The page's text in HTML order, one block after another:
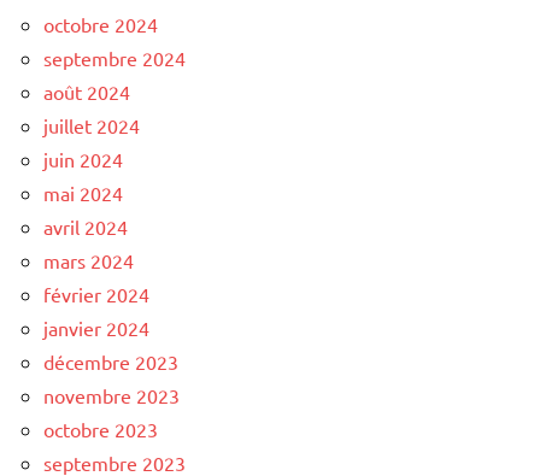
octobre 2024
septembre 2024
août 2024
juillet 2024
juin 2024
mai 2024
avril 2024
mars 2024
février 2024
janvier 2024
décembre 2023
novembre 2023
octobre 2023
septembre 2023